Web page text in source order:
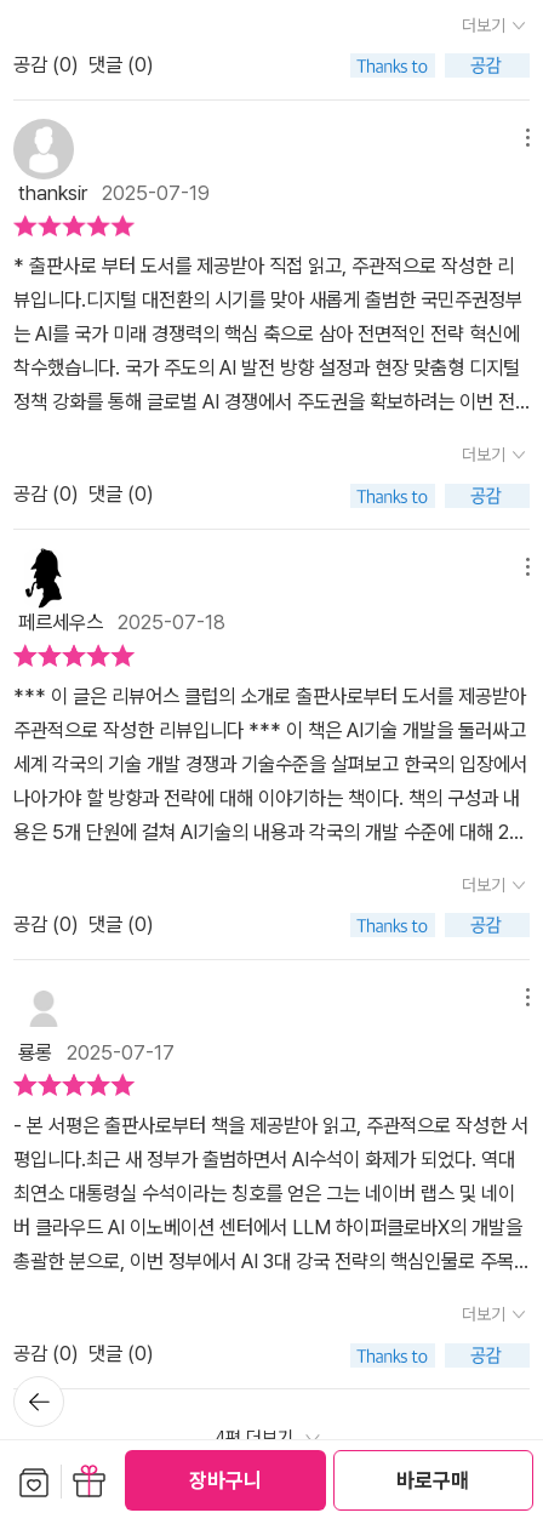
장바구니 바로구매
어 문드러져도 '자신만의 정체성'을 영구히 간직할 수 있게 되어 '또
기로 하자. 이런 위험(?)이 도사리고 있는 AI 기술 개발을 이렇게까지
하지 않으면 해결될 문제니까 말이다. 그런데 여기서 딜레마에 빠진
다. 대한민국은 이런 '선택'을 한다면, 다른 나라들도 똑같은 '선택'을
결코 멈추려 하지 않을 것이다. 그래서 결국은 AI 기술은 '멈출 수 없
는 기차'에 올라탄 것처럼 개발을 하게 될 것이다. 그렇다면 과연 누가
먼저 선점할 것인가? 불과 2년 전 <AI 전쟁>이란 책을 펴냈을 때만
해도, '미국과 중국' 그 다음은 '대한민국'이 가장 유력했다고 한다. 그
런데 현재는 6위권이라고도, 10권이라고도, 어떤 곳에서는 20위권
밖이라는 처참한 결과를 볼 수 있다. 어쩌다 이런 지경에 이르렀을
까? 뭐, 어느 한 가지 문제 때문에 이런 결과를 받게 된 것이 아니라,
AI 전쟁 2.0>에 상세히 나와 있으니 일일이 열거하지는 않겠다. 다행
히 짧은 시간에 많이 뒤쳐지긴 했지만, 아주 늦은 것도 아니라는 진단
도 함께 나오고 있어서 안심이 되긴 했다.그런데 여기서 고민은 더욱
깊어졌다. AI 기술 패권 경쟁에 뛰어든 각국의 치열한 상황을 보고 있
으면, 우리도 뒤쳐지면 안 되겠다는 생각을 하게 되는데, 뛰어난 지능
을 가진 AGI를 '악용'하지 않고 선한 '쓰임새'로만 쓰면서, AGI가 보편
화된 사회에 인간이 잘 적응하기까지 서서히 변화하는 안정적인 모습
을 기대할 수 있겠느냔 말이다. 누가 어떤 의도인지는 몰라도 '기술 패
권'을 선점하기 위해 '급발진'을 하는 순간, 이 모든 평화는 순식간에
족스러워 할 수도 없다. 후발주자가 되는 순간, 경쟁에서 밀리게 되고,
격차는 더욱 벌어지게 될 것이며, 다시는 역전의 기회를 잡을 수 없는
구렁텅이에 빠지게 될 것이기 때문이다. 그렇다고 '선점'을 해서 너무
앞선 기술을 갖추게 되면, 그 역시 '행복'을 보장할 수 없는 나락으로
빠지게 된다. 그런 까닭에 이 책의 저자들은 '인류도 언젠간 멸망하게
된다'는 말을 빼지 않았다.결국 '멸망'이란 단어까지 나오게 되었다.
그런데도 AI 기술을 개발해야만 하는 걸까? 이 질문을 던지지 않을
수 없었다. 물론 인류멸망의 시점이 30세기일지, 40세기일지 누구도
장담할 수 없다. 어쩌면 그때가 되면 인류는 '지구를 벗어나' 외계행성
이나 거대한 우주선에서 살고 있을지도 모를 일이다. 이런 상상을 실
현시키기 위해서 일론 머스크는 인류를 화성으로 보내려고 엄청난 돈
을 쏟아붓고 있지 않은가 말이다. 완전 불가능한 일도 아닐 것이다. 그
AI 미래기획수석인 저자의 정책 성공을 간절히 바랍니다. 그래서 미
래 한국의 경쟁력 확보를 넘어 AI 패권에서도 주도적인 위치를 점할
수 있도록 해주길 ... 한국의 AI 미래를 창조해 나가는 구체적인 모습
에 큰 박수를 보내고 싶습니다. 그러나 이런 파괴적 혁신이 가져올 과
정에서의 수많은 이슈와 해결해야 할 문제들과 결과로서 국가적 편익
이라는 것이 바람직한 가치에 기반한 또 다른 ”진정한 인간의 진
화“이기를 바래봅니다. #북유럽 #AI전쟁 2.0 #한빛비즈 #하정우
한상기
다 어렵지 않고 정책적, 경제적인 요인을 통해 AI 분야와 산업을 표현
하고 있어서 현실에서나 실무에서도 도움 되는 부분이 많은 책이다.
함께 접하며 활용해 보자.
가 원하는 대로 빠르게 결정할 수 있는 구조입니다.국가가 보유한 데
이터뿐 아니라 기업 데이터까지 정부가 언제든 활용할 수 있는 나라
리더 국가로 떠오르는 것은 분명해 보입니다. 중국의 AI 기술이 빠르
게 성장해 가는 것을 세계는 지켜보고 있습니다.중국은 이미 전자 산
업이나 자율주행차, 로봇, 스마트폰과 같은 분야에 AI를 가장 빠르게
도입할 수 있는 환경을 가지고 있습니다.중국이 오픈소스 AI 시장을
독점하게 된다면 결국 AI 기술 패권이 오나전히 중국으로 넘어가게
되는 것입니다.미국은 절대 이를 용납하지 않을 것이고 어떤 방법을
써서라도 중국의 AI 주도권을 견제하려 할 것입니다.오픈소스 AI 생
태계에서 중요한 점은 단순히 어떤 모델이 오픈소스로 공개되엇는지
가 아니라 오픈소스 모델이 공개된 후 파생되는 것이 발전해야 합니
계에서 활동하는 중국계 개발자들도 상당히 많습니다. 이들의 참여
규모를 생각하면 그 자체만으로도 중국 오픈소스 AI 기술은 충분히
위협적일 수 있습니다.
임자로 선정하여 AI 산업의 활성화를 위해 노력하고 있다. 국민주권
정부 초대 AI미래기획수석으로 선출된 하정우님은 네이버클라우드 A
I혁신센터장 출신이다.한상기님은 서울대 컴퓨터공학과 1회 졸업생
이고, 카이스트에서 인공지능을 주제로 석,박사 학위를 취득했고, 20
11년부터 테크프론티어 대표를 맡고 있다고 한다. 이 두분은 2023년
'AI 전쟁'이라는 책을 펴냈고, 2025년 2월 그 다음버전인 'AI 전쟁 2.
0'을 펴냈다. 햇수로 2년이란 시간밖에 지나지 않았지만, 그 시간동안
AI는 정말 엄청난 발전을 했다. 그래서 AI가 가져올 거대한 변화의 속
도에 비해 사회적, 제도적 준비는 여전히 더디다는 판단을 했고, AI의
발달에 따른 다양한 사회적 문제점에 대한 해법을 모색하기 위해 다
시한번 뭉쳤다고 한다.'AI전쟁 2.0'에서는 2025년 2월부터 5월말까
지의 두 저자의 대담의 내용이 담겨있다. 1장에서는 이제는 거대 언어
모델에서 오픈AI o1, 딥시크 R1 등 논증적 사고가 가능한 거대 리즈
닝 모델의 등장과 예상보다 빠르게 다가온 AGI 현실성에 대한 이야기
의미를 담은 트럼프 정부의 AI 맨해튼 프로젝트를 비롯하여, 영국, 프
랑스를 비롯한 유럽의 AI 전략, 중국의 급성장과 그동안 알지 못했던
UAE와 사우디의 AI 전략, 싱가포르와 캐내다의 게획까지 이제는 AI
전쟁이라는 말이 실감이 날 정도로 세계 각국의 치열한 AI 전략을 들
을 수 있다.3장에서는 오픈AI, 구글, 메타 등 실리콘밸리 빅테크들의
무시무시한 속도전을 조명한다. 특히 얼마전 메타의 마크 주커버그는
AI 인재 영입에 엄청난 돈을 투자하고 있고, 다른 회사들도 이에 뒤쳐
지지 않게 기업 인수 및 인재 영입을 하고 있다. 올해 초 딥시크의 등
장과 또다른 중국의 AI의 등장으로 중국이 급부상한 것도 확인해야
한다. 마지막으로 5장에서는 AI시대의 대한민국이 가야할 길을 진단
한다. 우리는 아직 걸음마 수준이지만 AI 시대는 아직 초입 단계라며
희망의 메시지를 전한다. 다양한 인프라 구축과 인력 확보, AI 데이터
센터 구축, 국가 초지능 연구소 및 AI 디지털혁신부 신설 등 한국이 도
약하기 위한 구체적이고 실행 가능한 로드맵을 제시한다.두 분의 저
자가 얘기했는데 대한민국의 AI 기술 자주권 확보하는 길은 해외 IT
거대기업의 AI를 이용하지 않고 우리만의 기술로 만들어진 소버린 AI
를 만드는 것이다.네이버의 HyperCLOVA나 LG AI 연구소의 엑사
원을 시작으로 우리만의 AI 환경을 구축한다면 다른 나라에 뒤쳐지지
않는 AI 강국이 되지 않을까 생각한다.출판사로부터 도서를 제공받아
작성한 리뷰입니다#AI전쟁20 #하정우수석 #한상기박사 #AI전쟁 #
한빛비즈 #네이버북유럽카페
더보기
공감 (0) 댓글 (0)
thanksir2025-07-19
* 출판사로 부터 도서를 제공받아 직접 읽고, 주관적으로 작성한 리
뷰입니다.​디지털 대전환의 시기를 맞아 새롭게 출범한 국민주권정부
는 AI를 국가 미래 경쟁력의 핵심 축으로 삼아 전면적인 전략 혁신에
착수했습니다. ​국가 주도의 AI 발전 방향 설정과 현장 맞춤형 디지털
정책 강화를 통해 글로벌 AI 경쟁에서 주도권을 확보하려는 이번 전
한 맥락에서 오늘 소개해 드리는 <AI 전쟁 2.0>은 현재의 AI 기술 경
쟁 양상을 날카롭게 조망하며 우리 정부와 사회가 나아가야할 방향에
대한 깊은 인사이트를 제공하고 있습니다. 책을 읽으면서 단순한 기
술 전망서가 아닌 국가 운명을 가르는 실질적 정책 로드맵의 성격을
강하게 느낄 수 있었습니다.​책은 우선 AI 기술의 현재 위치와 미래 가
능성을 치밀하게 분석합니다. 거대 논증 모델(LRM)의 등장은 단순
히 기술 진보를 넘어 인류 문명의 패러다임 전환을 예고한다는 점이
강조됩니다.​오픈AI o1, 딥시크 R1과 같은 논증적 사고가 갖능한 모델
들의 출현은 'AGI(인공일반지능)' 시대가 예상보다 빨리 다가왔음을
보여줍니다. 특히 저자들이 강조하는 '조직을 완전히 대체할 수 있는
능력을 갖춘 AI'라는 AGI의 새로운 정의는 AI가 단순한 도구를 넘어
경제와 사회 구조 자체를 변화시킬 수 있는 존재로 진화했음을 시사
한다 생각합니다.​역시 하정우 수석이 네이버에서 하이퍼클로버X 개
발을 총괄하며 직접 경험한 현장의 생생함이 글 곳곳에 배어있음을
Protocol)를 통해 AI 에이전트 시대가 일상과 업무를 어떻게 변화시
킬지 구체적으로 제시합니다. 이는 단순한 기술적 설명을 넘어, 우리
삶의 근본적 변화를 예측하는 통찰력있는 분석이라 평가합니다.​글로
벌 AI 패권 정쟁에 대한 분석은 이 책의 백미가 아닐까 합니다. 트럼프
시대의 AI 패권 경쟁 양상, 영국의 AI 전략변화, 파리 AI 액션 서밋에
서 보여진 안전성보다 가속 경쟁을 택한 현실, 그리고 유럽의 미스트
랄에서 기가 팩토리까지 이르는 포고라적 AI 전략을 세밀하게 조망합
니다.​특히 중국 AI 급부상의 비결로 제시된 '정부 주도의 속도 전략'
국가적 자원의 우선순위를 정부가 원하는 대로 빠르게 결정할 수 있
는 구조'라는 지적은 우리가 간과하고 있는 중국의 강력한 무기를 적
나라하게 보여 줍니다.​중동의 차세대 패권 전쟁에서 UAE와 사우디
가 선택한 AI전략, 싱가포르의 AI 리더십의 비밀, 캐나다의 다문화 포
용 전략까지 다룬 국가별 분석은 각국이 어떻게 자신만의 생존 전략
을 구축하고 있는지를 잘 보여주는 사례라 생각합니다. 이러한 분석
더보기
공감 (0) 댓글 (0)
페르세우스 2025-07-18
*** 이 글은 리뷰어스 클럽의 소개로 출판사로부터 도서를 제공받아
주관적으로 작성한 리뷰입니다 *** 이 책은 AI기술 개발을 둘러싸고
세계 각국의 기술 개발 경쟁과 기술수준을 살펴보고 한국의 입장에서
나아가야 할 방향과 전략에 대해 이야기하는 책이다. 책의 구성과 내
용은 5개 단원에 걸쳐 AI기술의 내용과 각국의 개발 수준에 대해 2명
세계 각국의 정부차원에서의 AI기술 개발 동향; 글로벌 기업 차원에
서의 AI기술과 사업 발전 동향; AI기술과 관련된 이슈 정리; 한국의 AI
기술 발전을 위한 전략과 과제에 대해 다루고 있다. 저자는 테크프론
티어 대표 한상기 박사와 이재명 정부 AI미래기획수석하정우 박사이
다. --- 미국과 중국 사이의 패권경쟁은 경제 무역 분야뿐만 아니라
기술과학분야를 포함한 전방위적으로 펼쳐지고 있다. 특히, 최근에
중국에서 발표한 딥시크 기업의 AI기술은 중국에는 수출불가인 하드
웨어 기반의 미국의 최신 기술 수준에 근접한 결과를 가져왔다는 사
실에 전세계가놀라고 있는 상황이다. 어떻게 이런 일들이 벌어지게
된 것일까? 이 책에서는 AI기술 분야에서 일어나고 있는 기술 개발과
관련된 내용들을포괄적으로 담아내고 있다: 각 국가들마다 보이지 않
게 AI연구와 개발 경쟁이 펼쳐지고 있는 현실은소리 없는 전쟁터와
같다: 중국은 독자적인 AI 근본 모델을만들고 그것을 중심으로 전세
계 AI 생태계를 구축하고자 하는 야심을 가지고 정부차원에서 추진하
고 있고, 미국이나 유럽국가들은 AI를 제조업에 접목시키거나 각 도
메인 별로AI 에이전트 생태계를 구축하는 방향으로 접근하고 있는데,
여기에아시아의 중동국가와 싱가포르, 일본 등이 AI기술력을 추진하
고있다. 기술적인 측면에서는 전통적인 AI기법의 양대 산맥인 확률론
적 접근인베이즈 방식과 수리논리적 접근인 논리추론 방식의 결합 형
더보기
공감 (0) 댓글 (0)
룡롱 2025-07-17
- 본 서평은 출판사로부터 책을 제공받아 읽고, 주관적으로 작성한 서
평입니다.최근 새 정부가 출범하면서 AI수석이 화제가 되었다. 역대
최연소 대통령실 수석이라는 칭호를 얻은 그는 네이버 랩스 및 네이
버 클라우드 AI 이노베이션 센터에서 LLM 하이퍼클로바X의 개발을
총괄한 분으로, 이번 정부에서 AI 3대 강국 전략의 핵심인물로 주목
엔 그의 생각을 들어볼 기회가 잘 없던 와중에 그 분이 저자로 참여한
책이 출간된다고 해 관심을 가졌다.그가 공저자로 참여해 대담형식으
로 꾸며진 이번 책 'AI전쟁 2.0'은 전 세계적으로 화두가 되고 있는 인
공지능의 현수준과 주요 글로벌 기업들의 AI 전략, 각국의 주요 플레
이어들에 대한 자세한 소개와 함께 향후 우리가 주목해야 할 논점들,
그리고 한국이 나아가야 할 AI 전략 방향을 심층적으로 다룬다. 저자
더보기
공감 (0) 댓글 (0)
4편 더보기
뒤로가
기